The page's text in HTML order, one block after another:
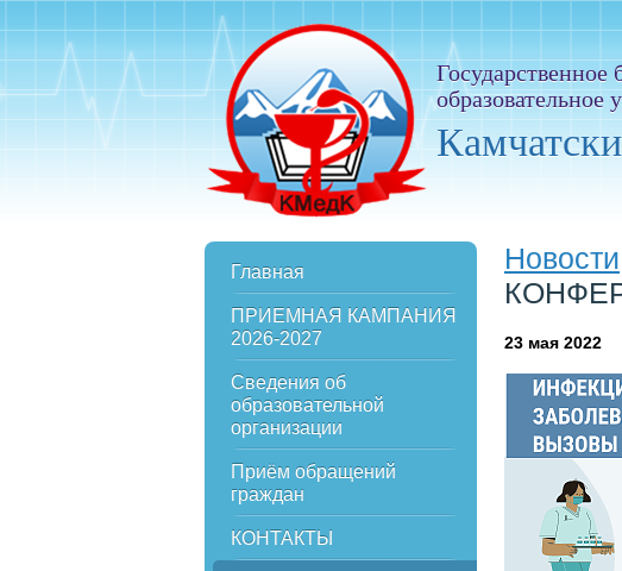
образовательное
Главная
ПРИЕМНАЯ КАМПАНИЯ
2026-2027
Сведения об
образовательной
организации
Приём обращений
граждан
КОНТАКТЫ
Новости
23 мая 2022